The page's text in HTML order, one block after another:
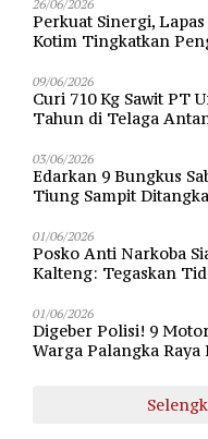
26/06/2026
Perkuat Sinergi,
Kotim Tingkatkan
09/06/2026
Curi 710 Kg Sawit PT
Tahun di Telaga
03/06/2026
Edarkan 9 Bungkus
Tiung Sampit
01/06/2026
Posko Anti Narkoba
Kalteng: Tegaskan
01/06/2026
Digeber Polisi! 9
Warga Palangka